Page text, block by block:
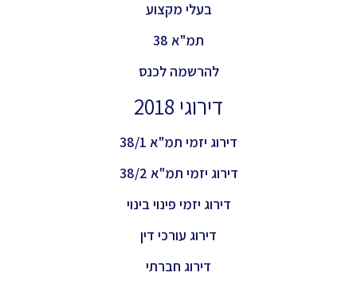
בעלי מקצוע
תמ"א 38
להרשמה לכנס
דירוגי 2018
דירוג יזמי תמ"א 38/1
דירוג יזמי תמ"א 38/2
דירוג יזמי פינוי בינוי
דירוג עורכי דין
דירוג חברתי